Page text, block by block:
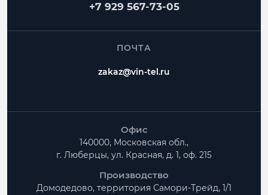
+7 929 567-73-05
ПОЧТА
zakaz@vin-tel.ru
Офис
140000, Московская обл.,
г. Люберцы, ул. Красная, д. 1, оф. 215
Производство
Домодедово, территория Самори-Трейд, 1/1